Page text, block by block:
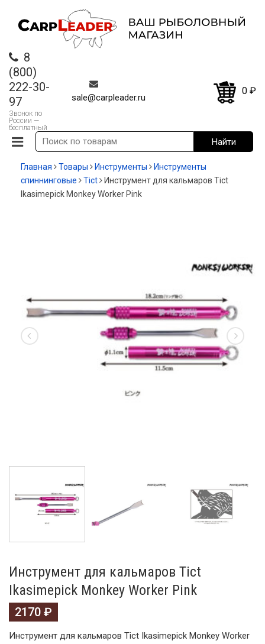
8
(800)
222-30-
97
Звонок по
России —
бесплатный
sale@carpleader.ru
0 ₽
Главная Товары Инструменты
Инструменты
спиннинговые
Tict
Инструмент для кальмаров Tict
Ikasimepick Monkey Worker Pink
Инструмент для кальмаров Tict
Ikasimepick Monkey Worker Pink
2170 ₽
Инструмент для кальмаров Tict Ikasimepick Monkey Worker